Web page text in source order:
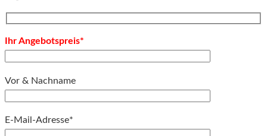
Ihr Angebotspreis*
Vor & Nachname
E-Mail-Adresse*